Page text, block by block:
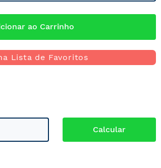
ao Carrinho
Lista de Favoritos